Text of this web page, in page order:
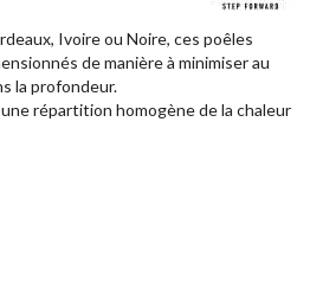
Ivoire ou Noire, ces poêles
de manière à minimiser au
la profondeur.
répartition homogène de la chaleur